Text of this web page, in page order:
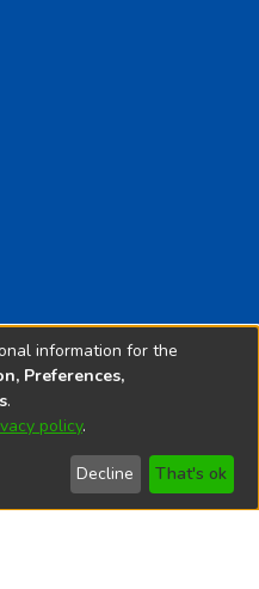
estan
Salud - Implementado por
information for the
Preferences,
.
policy.
Decline That's ok